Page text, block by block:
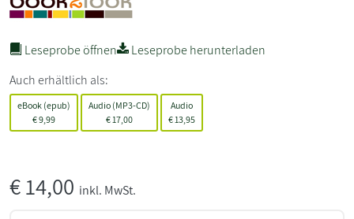
Leseprobe öffnen
Leseprobe herunterladen
Auch erhältlich als:
eBook (epub)
€9,99
Audio (MP3-CD)
€ 17,00
Audio
€ 13,95
€14,00 inkl. MwSt.